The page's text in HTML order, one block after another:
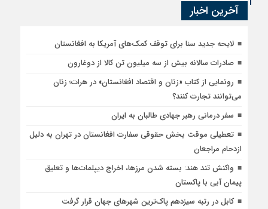
آخرین اخبار
لایحه جدید سنا برای توقف کمک‌های آمریکا به افغانستان
صادرات سالانه بیش از سه میلیون تن کالا از دوغارون
رونمایی از کتاب «زنان و اقتصاد افغانستان» در هرات؛ زنان
می‌توانند تجارت کنند؟
سفر درمانی رهبر جهادی طالبان به ایران
تعطیلی موقت بخش حقوقی سفارت افغانستان در تهران به دلیل
ازدحام مراجعان
واکنش تند هند: بسته شدن مرزها، اخراج دیپلمات‌ها و تعلیق
پیمان آبی با پاکستان
کابل در رتبه سیزدهم پاک‌ترین شهرهای جهان قرار گرفت